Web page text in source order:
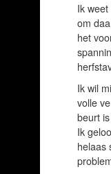
Ik
om
het
Ik wil
volle
beurt
Ik
helaas